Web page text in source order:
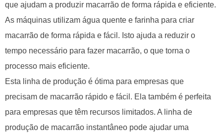
que ajudam a produzir macarrão de forma rápida e eficiente.
As máquinas utilizam água quente e farinha para criar
macarrão de forma rápida e fácil. Isto ajuda a reduzir o
tempo necessário para fazer macarrão, o que torna o
processo mais eficiente.
Esta linha de produção é ótima para empresas que
precisam de macarrão rápido e fácil. Ela também é perfeita
para empresas que têm recursos limitados. A linha de
produção de macarrão instantâneo pode ajudar uma